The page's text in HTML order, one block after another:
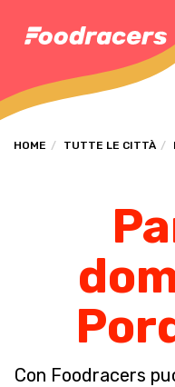
HOME TUTTE LE CITTÀ
Con Foodracers